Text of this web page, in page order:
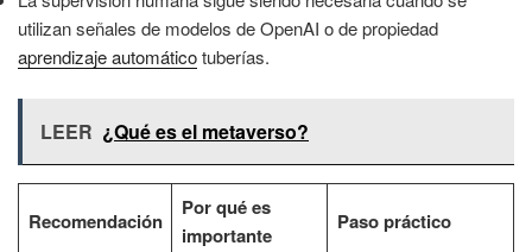
utilizan señales de modelos de OpenAI o de propiedad
aprendizaje automáticotuberías.
LEER ¿Qué es el metaverso?
Recomendación
Por qué es
importante
Paso práctico